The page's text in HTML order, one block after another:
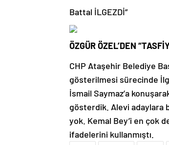
Battal İLGEZDİ”
ÖZGÜR ÖZEL’DEN
CHP Ataşehir Belediye
gösterilmesi sürecinde
İsmail Saymaz’a
gösterdik. Alevi adaylara
yok. Kemal Bey’i en çok
ifadelerini kullanmıştı.